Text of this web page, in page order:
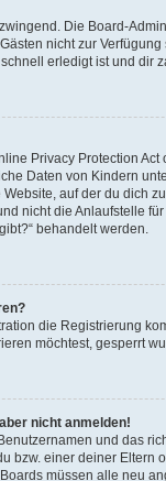
Die Board-
nicht zur
erledigt ist und dir
Privacy Protection
Daten von Kindern
auf der du dich
nicht die Anlaufstelle
behandelt werden.
die Registrierung
möchtest, gesperrt
nicht anmelden!
und das
bzw. einer deiner
müssen alle neu